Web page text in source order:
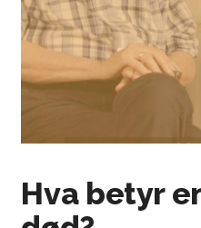
verdighet”
Hva betyr